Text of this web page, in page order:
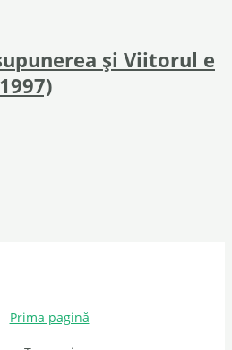
și Viitorul e
Prima pagină